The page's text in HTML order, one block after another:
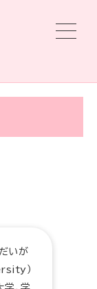
いが
）